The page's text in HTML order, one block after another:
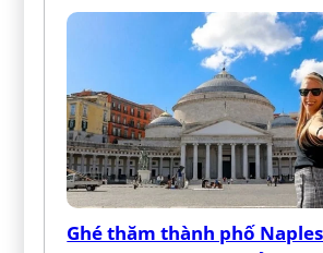
Ghé thăm thành phố